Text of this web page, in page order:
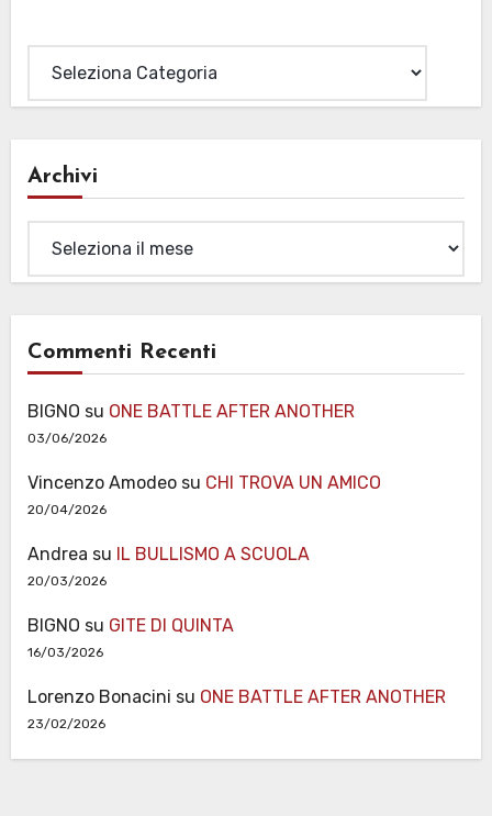
Archivi
Commenti Recenti
BIGNO su ONE BATTLE AFTER ANOTHER
03/06/2026
Vincenzo Amodeosu CHI TROVA UN AMICO
20/04/2026
Andrea su IL BULLISMO A SCUOLA
20/03/2026
BIGNO su GITE DI QUINTA
16/03/2026
Lorenzo Bonacini su ONE BATTLE AFTER ANOTHER
23/02/2026